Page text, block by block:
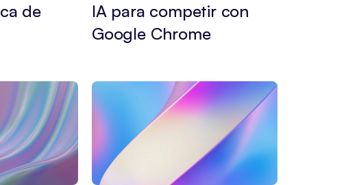
de
IA para competir con
Google Chrome